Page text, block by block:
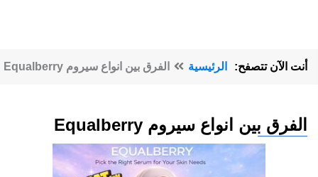
أنت الآن تتصفح: الرئيسية الفرق بين انواع سيروم Equalberry
الفرق بين انواع سيروم Equalberry